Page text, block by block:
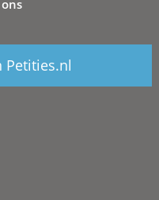
Petities.nl